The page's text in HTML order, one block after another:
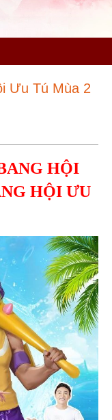
Bang Hội Ưu
Ưu Tú Mùa 2
HỘI
HỘI ƯU